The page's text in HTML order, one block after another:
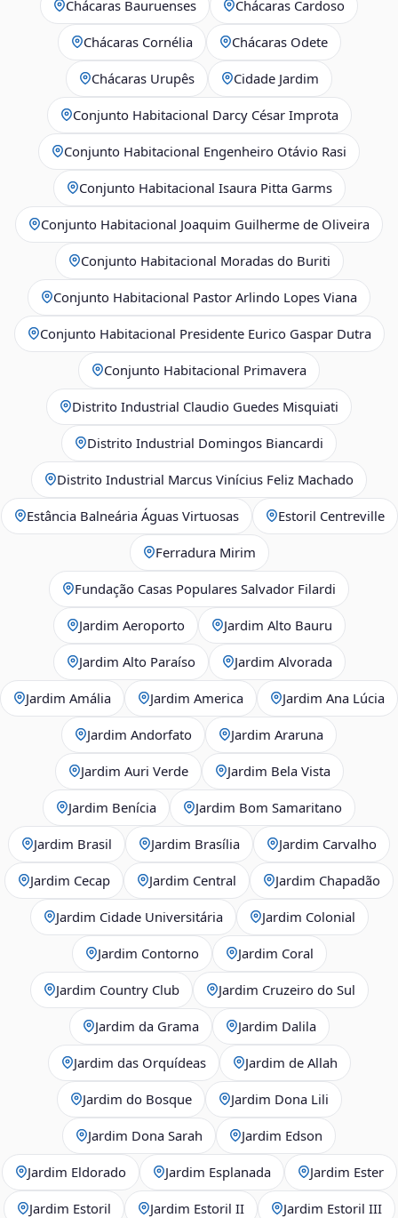
Chácaras Bauruenses Chácaras Cardoso
Chácaras Cornélia Chácaras Odete
Chácaras Urupês Cidade Jardim
Conjunto Habitacional Darcy César Improta
Conjunto Habitacional Engenheiro Otávio Rasi
Conjunto Habitacional Isaura Pitta Garms
Conjunto Habitacional Joaquim Guilherme de Oliveira
Conjunto Habitacional Moradas do Buriti
Conjunto Habitacional Pastor Arlindo Lopes Viana
Conjunto Habitacional Presidente Eurico Gaspar Dutra
Conjunto Habitacional Primavera
Distrito Industrial Claudio Guedes Misquiati
Distrito Industrial Domingos Biancardi
Distrito Industrial Marcus Vinícius Feliz Machado
Estância Balneária Águas Virtuosas Estoril Centreville
Ferradura Mirim
Fundação Casas Populares Salvador Filardi
Jardim Aeroporto Jardim Alto Bauru
Jardim Alto Paraíso Jardim Alvorada
Jardim Amália Jardim America Jardim Ana Lúcia
Jardim Andorfato Jardim Araruna
Jardim Auri Verde Jardim Bela Vista
Jardim Benícia Jardim Bom Samaritano
Jardim Brasil Jardim Brasília Jardim Carvalho
Jardim Cecap Jardim Central Jardim Chapadão
Jardim Cidade Universitária Jardim Colonial
Jardim Contorno Jardim Coral
Jardim Country Club Jardim Cruzeiro do Sul
Jardim da Grama Jardim Dalila
Jardim das Orquídeas Jardim de Allah
Jardim do Bosque Jardim Dona Lili
Jardim Dona Sarah Jardim Edson
Jardim Eldorado Jardim Esplanada Jardim Ester
Jardim Estoril Jardim Estoril II Jardim Estoril III